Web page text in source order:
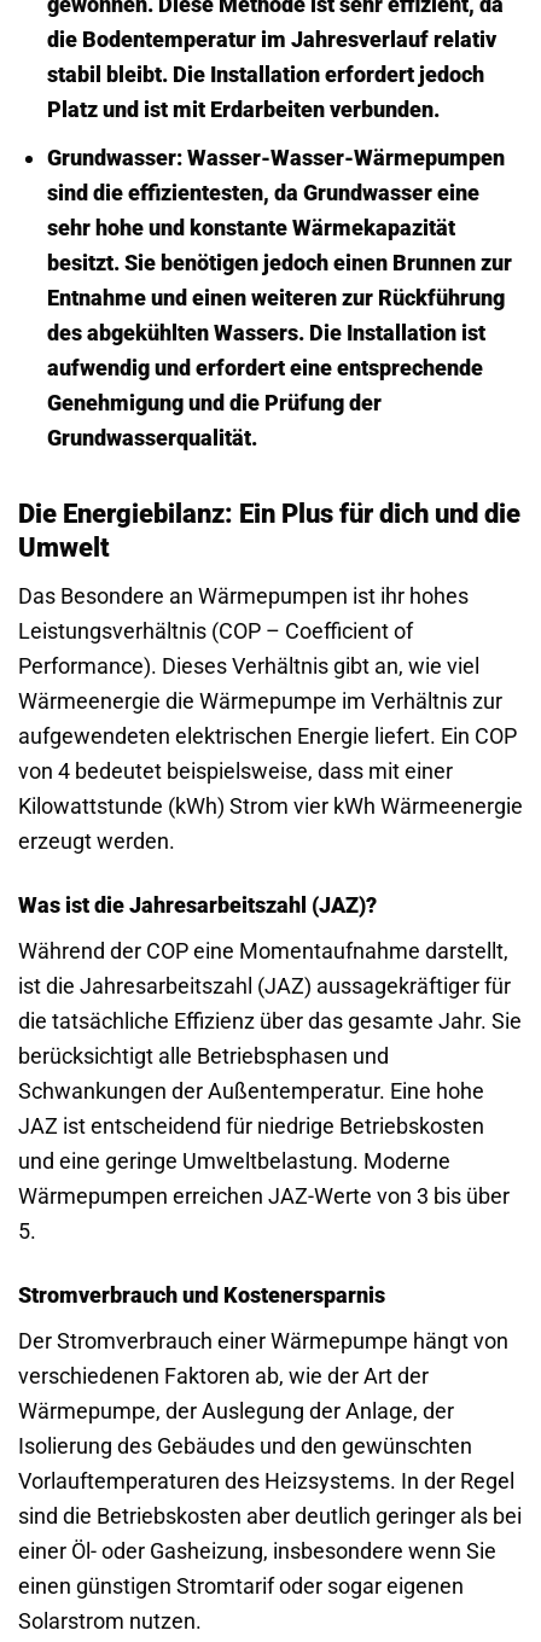
die Bodentemperatur im Jahresverlauf relativ
stabil bleibt. Die Installation erfordert jedoch
Platz und ist mit Erdarbeiten verbunden.
Grundwasser:Wasser-Wasser-Wärmepumpen
sind die effizientesten, da Grundwasser eine
sehr hohe und konstante Wärmekapazität
besitzt. Sie benötigen jedoch einen Brunnen zur
Entnahme und einen weiteren zur Rückführung
des abgekühlten Wassers. Die Installation ist
aufwendig und erfordert eine entsprechende
Genehmigung und die Prüfung der
Grundwasserqualität.
Die Energiebilanz: Ein Plus für dich und die
Umwelt
Das Besondere an Wärmepumpen ist ihr hohes
Leistungsverhältnis (COP – Coefficient of
Performance). Dieses Verhältnis gibt an, wie viel
Wärmeenergie die Wärmepumpe im Verhältnis zur
aufgewendeten elektrischen Energie liefert. Ein COP
von 4 bedeutet beispielsweise, dass mit einer
Kilowattstunde (kWh) Strom vier kWh Wärmeenergie
erzeugt werden.
Was ist die Jahresarbeitszahl (JAZ)?
Während der COP eine Momentaufnahme darstellt,
ist die Jahresarbeitszahl (JAZ) aussagekräftiger für
die tatsächliche Effizienz über das gesamte Jahr. Sie
berücksichtigt alle Betriebsphasen und
Schwankungen der Außentemperatur. Eine hohe
JAZ ist entscheidend für niedrige Betriebskosten
und eine geringe Umweltbelastung. Moderne
Wärmepumpen erreichen JAZ-Werte von 3 bis über
5.
Stromverbrauch und Kostenersparnis
Der Stromverbrauch einer Wärmepumpe hängt von
verschiedenen Faktoren ab, wie der Art der
Wärmepumpe, der Auslegung der Anlage, der
Isolierung des Gebäudes und den gewünschten
Vorlauftemperaturen des Heizsystems. In der Regel
sind die Betriebskosten aber deutlich geringer als bei
einer Öl- oder Gasheizung, insbesondere wenn Sie
einen günstigen Stromtarif oder sogar eigenen
Solarstrom nutzen.